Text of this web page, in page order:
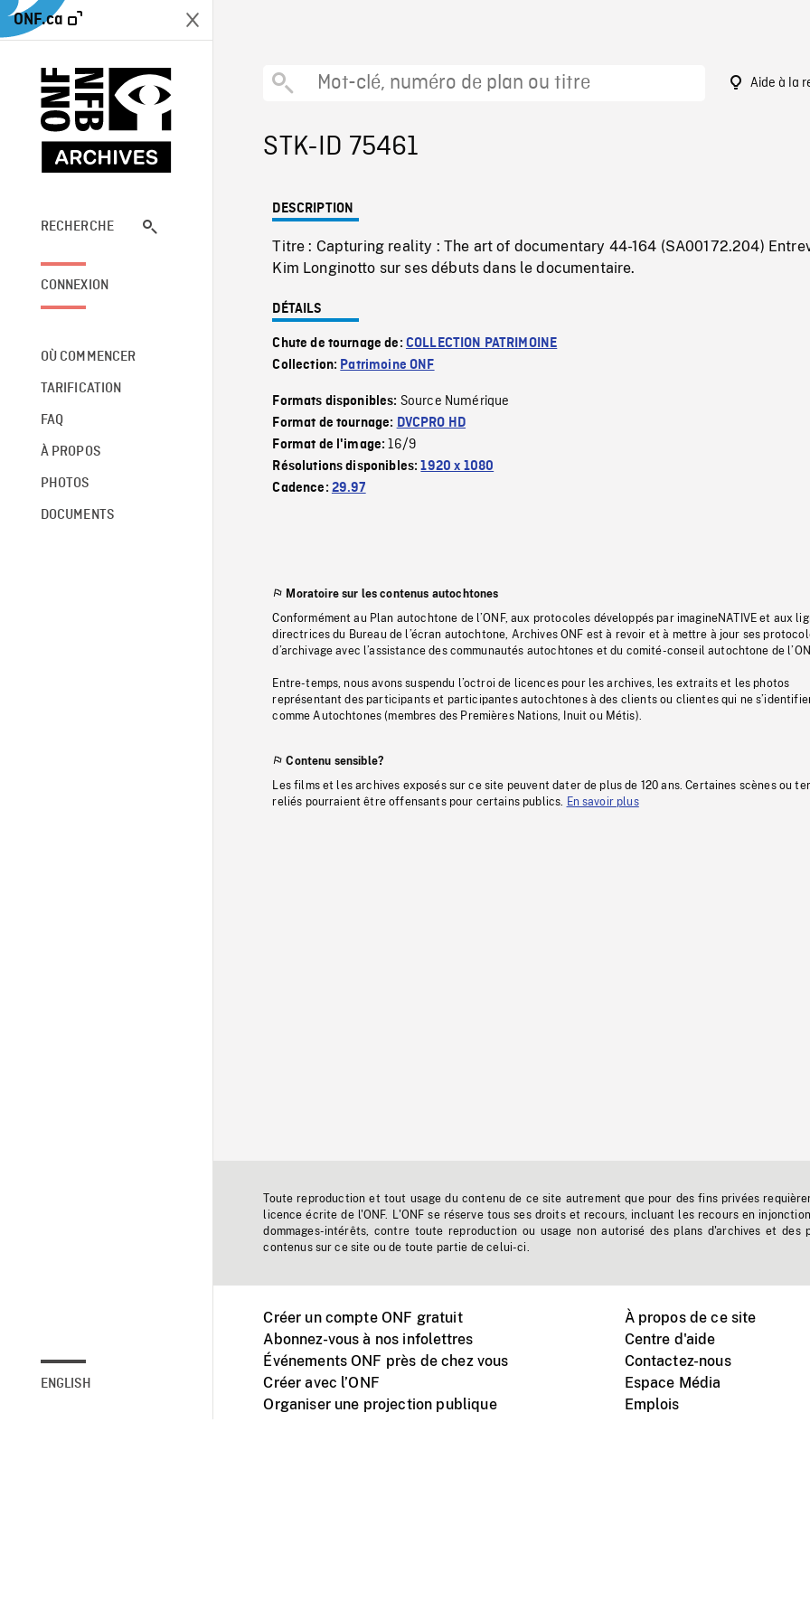
ONF.ca
RECHERCHE
CONNEXION
OÙ COMMENCER
TARIFICATION
FAQ
À PROPOS
PHOTOS
DOCUMENTS
ENGLISH
Aide à la
STK-ID 75461
DESCRIPTION
Titre : Capturing reality : The art of documentary 44-164 (SA00172.204)
Kim Longinotto sur ses débuts dans le documentaire.
DÉTAILS
Chute de tournage de: COLLECTION PATRIMOINE
Collection: Patrimoine ONF
Formats disponibles: Source Numérique
Format de tournage: DVCPRO HD
Format de l'image:16/9
Résolutions disponibles:1920 x 1080
Cadence: 29.97
Moratoire sur les contenus autochtones
Conformément au Plan autochtone de l’ONF, aux protocoles développés par imagineNATIVE et aux
directrices du Bureau de l’écran autochtone, Archives ONF est à revoir et à mettre à jour ses
d’archivage avec l’assistance des communautés autochtones et du comité-conseil autochtone de
Entre-temps, nous avons suspendu l’octroi de licences pour les archives, les extraits et les photos
représentant des participants et participantes autochtones à des clients ou clientes qui ne
comme Autochtones (membres des Premières Nations, Inuit ou Métis).
Contenu sensible?
Les films et les archives exposés sur ce site peuvent dater de plus de 120 ans. Certaines scènes ou
reliés pourraient être offensants pour certains publics. En savoir plus
Toute reproduction et tout usage du contenu de ce site autrement que pour des fins privées
licence écrite de l'ONF. L'ONF se réserve tous ses droits et recours, incluant les recours en
dommages-intérêts, contre toute reproduction ou usage non autorisé des plans d'archives et des
contenus sur ce site ou de toute partie de celui-ci.
Créer un compte ONF gratuit
Abonnez-vous à nos infolettres
Événements ONF près de chez vous
Créer avec l’ONF
Organiser une projection publique
À propos de ce site
Centre d'aide
Contactez-nous
Espace Média
Emplois